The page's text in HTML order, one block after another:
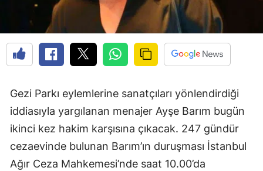
Gezi Parkı eylemlerine sanatçıları yönlendirdiği
iddiasıyla yargılanan menajer Ayşe Barım bugün
ikinci kez hakim karşısına çıkacak. 247 gündür
cezaevinde bulunan Barım’ın duruşması İstanbul
Ağır Ceza Mahkemesi’nde saat 10.00’da